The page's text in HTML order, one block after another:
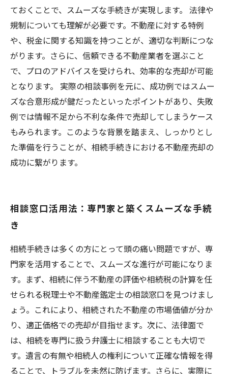
ておくことで、スムーズな手続きが実現します。 法律や
規制についても理解が必要です。不動産に対する特例
や、税金に関する知識を持つことが、適切な判断につな
がります。さらに、信頼できる不動産業者を選ぶこと
で、プロのアドバイスを受けられ、効率的な売却が可能
となります。 実際の相談事例を元に、成功例ではスムー
ズな合意形成が鍵だったといったポイントがあり、失敗
例では情報不足から不利な条件で売却してしまうケース
もみられます。このような背景を踏まえ、しっかりとし
た準備を行うことが、相続手続きにおける不動産売却の
成功に繋がります。
相談窓口活用法：専門家と築くスムーズな手続
き
相続手続きは多くの方にとって頭の痛い問題ですが、専
門家を活用することで、スムーズな進行が可能になりま
す。まず、相続に伴う不動産の評価や相続税の計算を任
せられる税理士や不動産鑑定士の相談窓口を見つけまし
ょう。これにより、相続された不動産の市場価値が分か
り、適正価格での売却が目指せます。次に、法律面で
は、相続を専門に扱う弁護士に相談することも大切で
す。遺言の有無や相続人の権利について正確な情報を得
ることで、トラブルを未然に防げます。さらに、実際に